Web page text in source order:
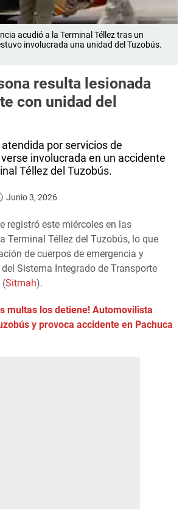
acudió a la Terminal Téllez tras un
involucrada una unidad del Tuzobús.
resulta lesionada
con unidad del
por servicios de
involucrada en un accidente
Téllez del Tuzobús.
Junio 3, 2026
registró este miércoles en las
Terminal Téllez del Tuzobús, lo que
de cuerpos de emergencia y
Sistema Integrado de Transporte
(Sitmah).
multas los detiene! Automovilista
y provoca accidente en Pachuca